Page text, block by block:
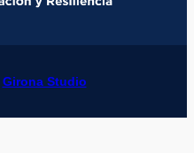
Girona Studio